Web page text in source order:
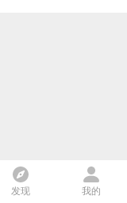
发现 我的